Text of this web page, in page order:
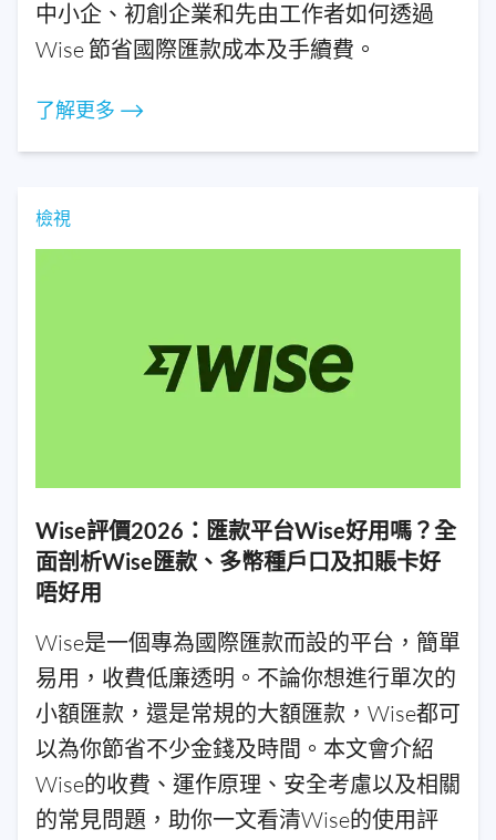
中小企、初創企業和先由工作者如何透過
Wise 節省國際匯款成本及手續費。
了解更多 ⟶
檢視
Wise評價2026：匯款平台Wise好用嗎？全
面剖析Wise匯款、多幣種戶口及扣賬卡好
唔好用
Wise是一個專為國際匯款而設的平台，簡單
易用，收費低廉透明。不論你想進行單次的
小額匯款，還是常規的大額匯款，Wise都可
以為你節省不少金錢及時間。本文會介紹
Wise的收費、運作原理、安全考慮以及相關
的常見問題，助你一文看清Wise的使用評